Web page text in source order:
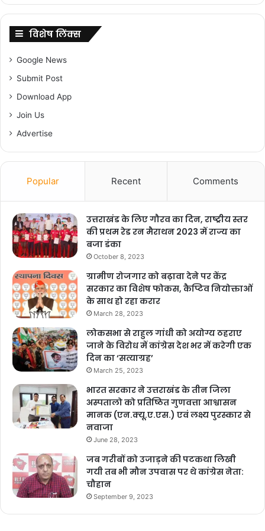
परन्तु आज जिस प्रकार भाजपा की सरकार में महिलाओं
रहे हैं उससे पूरा उत्तराखण्ड अपने को लज्जित महसूस कर
रहा है। उन्होनें सरकार से मांग की है कि अंकिता भण्डारी
प्रकरण के दोषियों के खिलाफ कठोर से कठोर कार्रवाई की
साबित हो।
विशेष लिंक्स
Google News
Submit Post
Download App
Join Us
Advertise
Popular Recent Comments
उत्तराखंड के लिए गौरव का दिन, राष्ट्रीय स्तर
की प्रथम रेड रन मैराथन 2023 में राज्य का
बजा डंका
October 8, 2023
ग्रामीण रोजगार को बढ़ावा देने पर केंद्र
सरकार का विशेष फोकस, कैप्टिव नियोक्ताओं
के साथ हो रहा करार
March 28, 2023
लोकसभा से राहुल गांधी को अयोग्य ठहराए
जाने के विरोध में कांग्रेस देश भर में करेगी एक
दिन का ‘सत्याग्रह’
March 25, 2023
भारत सरकार ने उत्तराखंड के तीन जिला
अस्पतालो को प्रतिष्ठित गुणवत्ता आश्वासन
मानक (एन.क्यू.ए.एस.) एवं लक्ष्य पुरस्कार से
नवाजा
June 28, 2023
जब गरीबों को उजाड़ने की पटकथा लिखी
गयी तब भी मौन उपवास पर थे कांग्रेस नेता:
चौहान
September 9, 2023